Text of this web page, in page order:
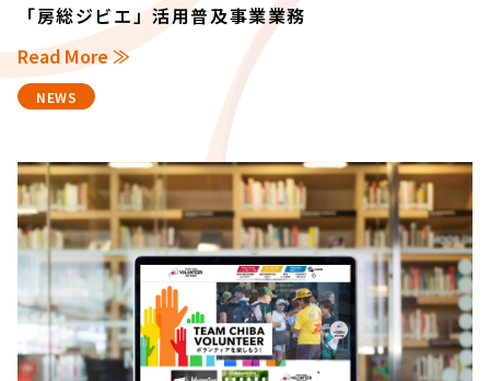
「房総ジビエ」活用普及事業業務
Read More ≫
NEWS